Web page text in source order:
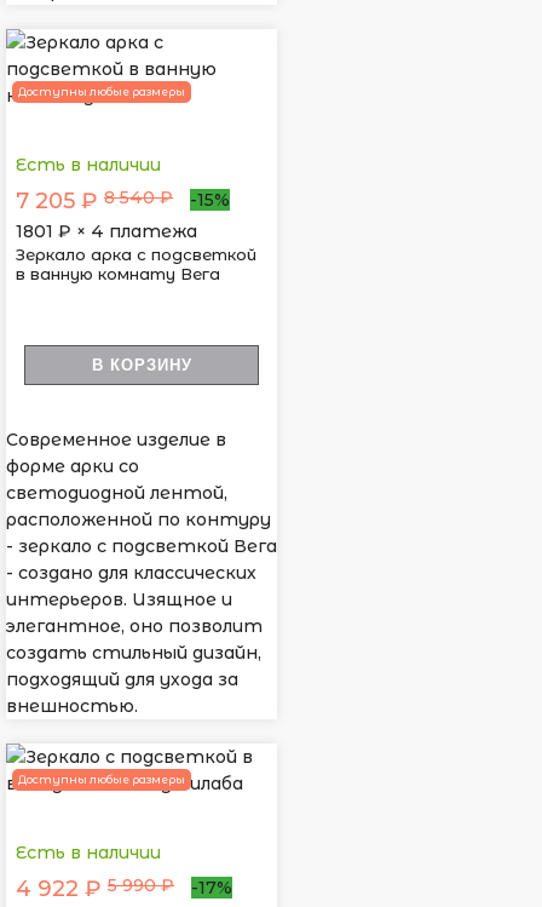
Доступны любые размеры
Есть в наличии
7 205 ₽ 8 540 ₽
-15%
1801 ₽ × 4 платежа
Зеркало арка с подсветкой
в ванную комнату Вега
В КОРЗИНУ
Современное изделие в
форме арки со
светодиодной лентой,
расположенной по контуру
- зеркало с подсветкой Вега
- создано для классических
интерьеров. Изящное и
элегантное, оно позволит
создать стильный дизайн,
подходящий для ухода за
внешностью.
Доступны любые размеры
Есть в наличии
4 922 ₽ 5 990 ₽
-17%